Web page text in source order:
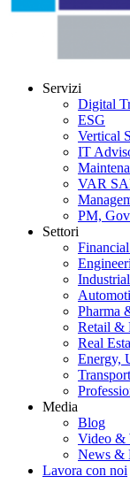
Servizi
Digital
ESG
Vertical
IT
VAR
PM,
Settori
Pharma
Retail &
Real
Energy,
Media
Blog
Video &
News &
Lavora con noi